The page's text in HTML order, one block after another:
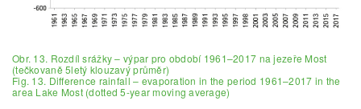
Obr. 13. Rozdíl srážky – výpar pro období 1961–2017 na jezeře Most
(tečkovaně 5letý klouzavý průměr)
Fig. 13. Difference rainfall – evaporation in the period 1961–2017 in the
area Lake Most (dotted 5-year moving average)